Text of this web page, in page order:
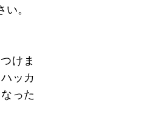
。
けま
ッカ
った